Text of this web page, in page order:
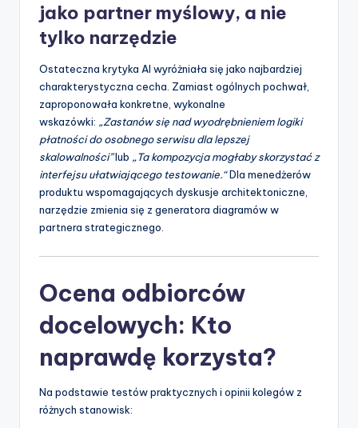
jako partner myślowy, a nie
tylko narzędzie
Ostateczna krytyka AI wyróżniała się jako najbardziej
charakterystyczna cecha. Zamiast ogólnych pochwał,
zaproponowała konkretne, wykonalne
wskazówki: „Zastanów się nad wyodrębnieniem logiki
płatności do osobnego serwisu dla lepszej
skalowalności”lub „Ta kompozycja mogłaby skorzystać z
interfejsu ułatwiającego testowanie.“Dla menedżerów
produktu wspomagających dyskusje architektoniczne,
narzędzie zmienia się z generatora diagramów w
partnera strategicznego.
Ocena odbiorców
docelowych: Kto
naprawdę korzysta?
Na podstawie testów praktycznych i opinii kolegów z
różnych stanowisk: